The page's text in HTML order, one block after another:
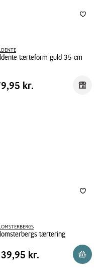
tærteform guld 35 cm
guld
79,95 kr.
kr.
tærtering
139,95 kr.
kr.